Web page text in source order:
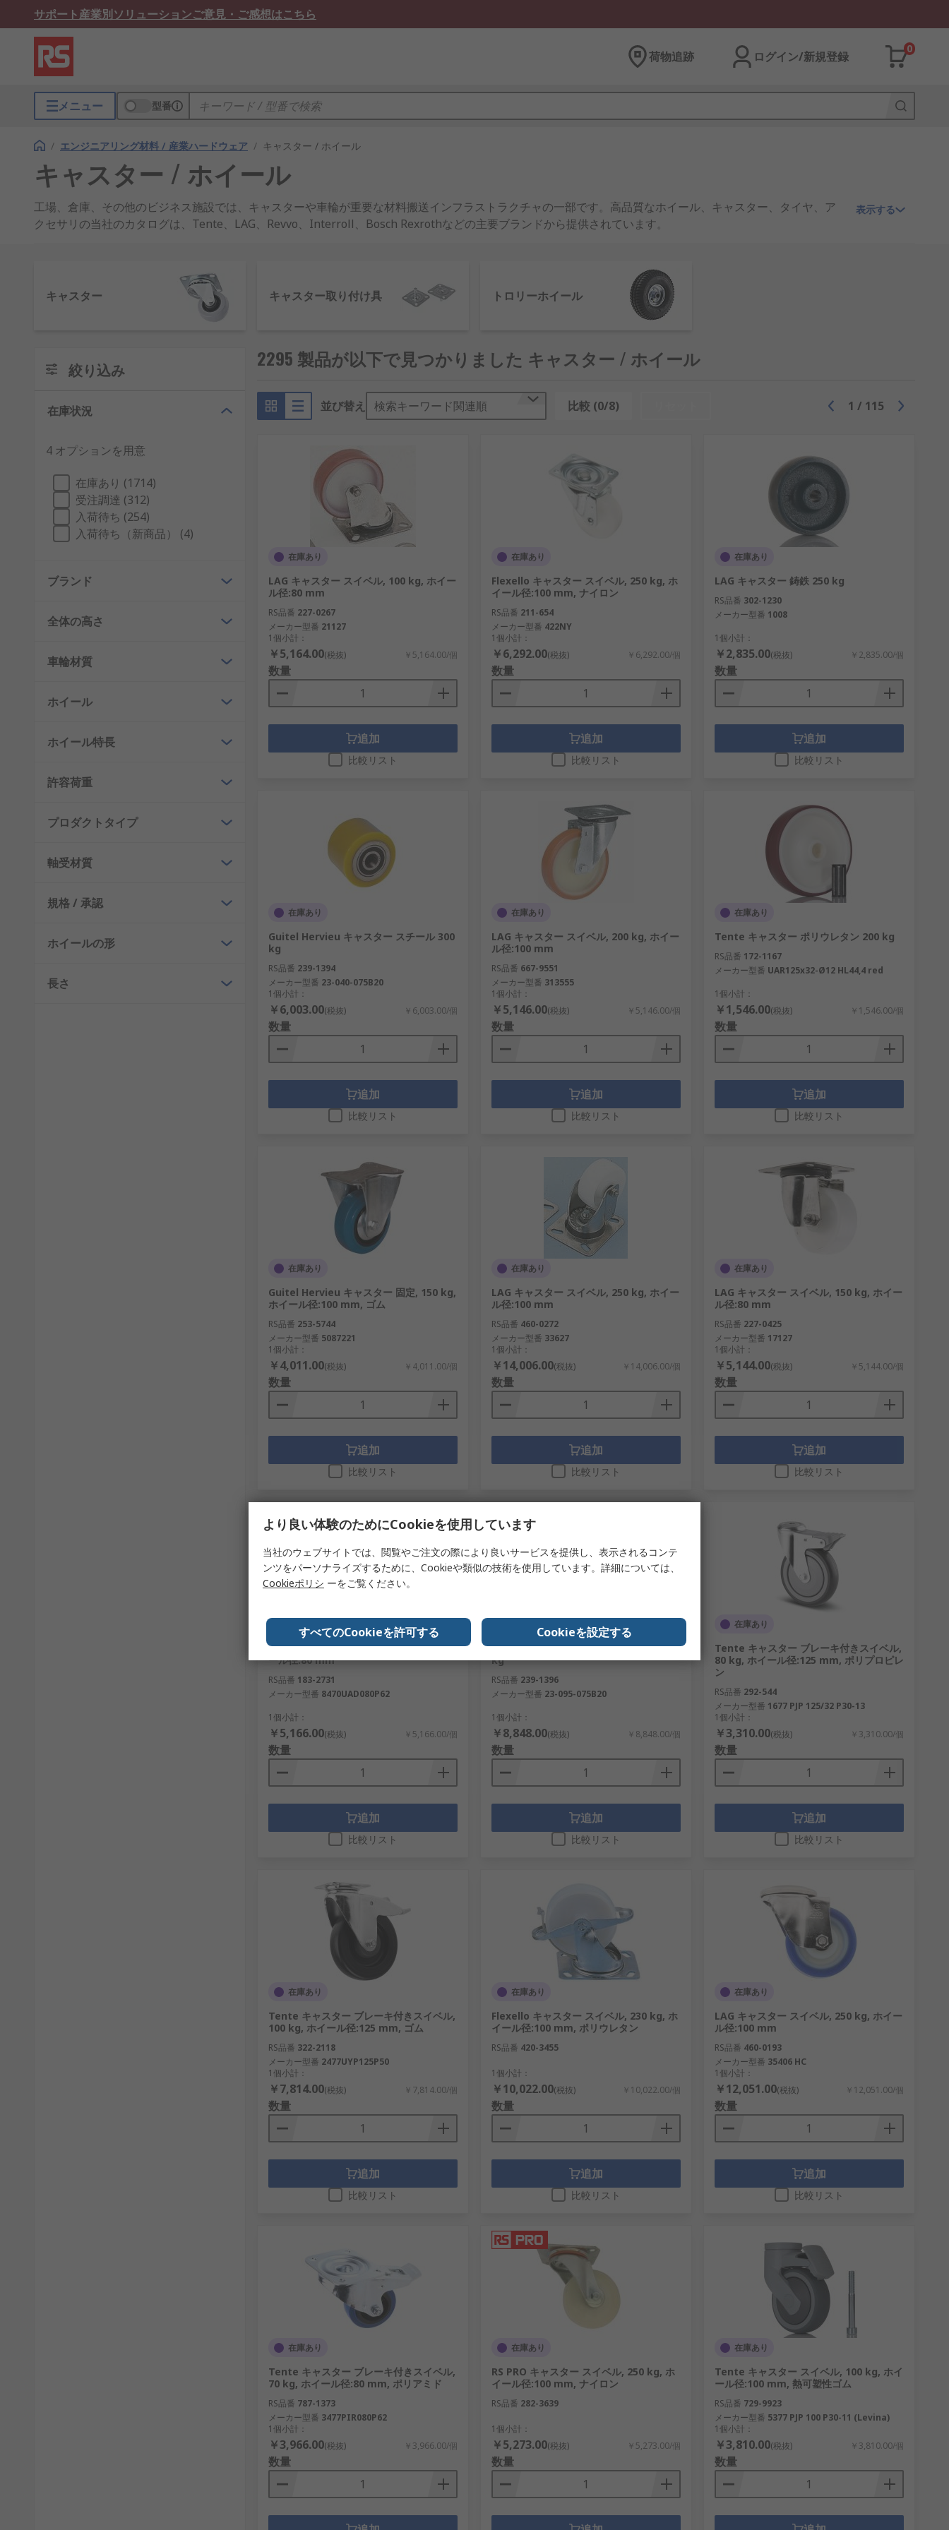
サポート産業別ソリューションご意見・ご感想はこちら
荷物追跡 ログイン/新規登録
0
メニュー 型番
/ エンジニアリング材料 / 産業ハードウェア / キャスター / ホイール
キャスター / ホイール
工場、倉庫、その他のビジネス施設では、キャスターや車輪が重要な材料搬送インフラストラクチャの一部です。高品質なホイール、キャスター、タイヤ、ア
クセサリの当社のカタログは、Tente、LAG、Revvo、Interroll、Bosch Rexrothなどの主要ブランドから提供されています。
キャスターホイール – ほとんどの種類の工業、製造、商業用材料搬送に対応する主要ソリューションであるキャスターは、幅広い
り商品や物品を簡単に移動できます。
固定キャスター、スイベルキャスター、ブレーキ付きキャスター:固定キャスターは、一度に1方向に移動でき、スイベルキャスターでは回転して複
数方向に移動できます。ブレーキ付きキャスターは、ペダルにより不要な動きを制限します。
トッププレート、ボルト穴、又はねじ込みステムから選択できます。
ライトデューティ(最大75 kg)、ミディアムデューティ(76-140 kg)、又はヘビーデューティ(141 kg以上)。
タイヤホイール- 衝撃の吸収や、小さい物体の上での移動、振動の最小化を目的として、キャスターに付けて使用します。サイズが豊富で、膨らませたり
空気を補充したりする必要はなく、耐久性に優れたさまざまな素材で作られています。
オプション:
タイヤホイール材質:
ゴム(静音、スムーズな運転、耐久性に優れている)、ポリウレタン / PUR (負荷容量が非常に高く、摩耗及び引裂に対する耐性を
備えている)、ポリアミド又はポリプロピレンから選択できます。
耐穿刺性のソリッドタイヤは、ヘビーデューティ用途に最適で、草 / 砂利などの荒れた路面や起伏の多い路面での作業に適しています。
クローズドセルタイヤ壁は水を吸収せず、極端な条件下でも凍結や亀裂が発生しません。
また、鋳鉄、ソリッドスチール、多数のプラスチック、ゴムなど、さまざまな素材を使用し、最大径280 mmの
も取り揃えています。お客様の
ニーズに応じて、2000 kgまでの荷重に対応できるように設計されており、極端な荷重下でも容易に移動できるように、さまざまなボール / ローラーベアリング
当社のホイール&キャスターアクセサリ
のシリーズには、さまざまなプレート及びステムの取り付けタイプがあり、数多くのサイズや位置のキャスター、タイヤ
表示する
キャスター キャスター取り付け具 トロリーホイール
絞り込み
在庫状況
4 オプションを用意
在庫あり (1714)
受注調達 (312)
入荷待ち (254)
入荷待ち（新商品） (4)
ブランド
全体の高さ
車輪材質
ホイール
ホイール特長
許容荷重
プロダクトタイプ
軸受材質
規格 / 承認
ホイールの形
長さ
2295 製品が以下で見つかりました キャスター / ホイール
並び替え 検索キーワード関連順 比較 (0/8) 1 / 115
在庫あり
LAG キャスター スイベル, 100 kg, ホイー
ル径:80 mm
RS品番 227-0267
メーカー型番 21127
1個小計：
￥5,164.00(税抜) ￥5,164.00/個
数量
追加
比較リスト
在庫あり
Flexello キャスター スイベル, 250 kg, ホ
イール径:100 mm, ナイロン
RS品番 211-654
メーカー型番 422NY
1個小計：
￥6,292.00(税抜) ￥6,292.00/個
数量
追加
比較リスト
在庫あり
LAG キャスター 鋳鉄 250 kg
RS品番 302-1230
メーカー型番 1008
1個小計：
￥2,835.00(税抜) ￥2,835.00/個
数量
追加
比較リスト
在庫あり
Guitel Hervieu キャスター スチール 300
kg
RS品番 239-1394
メーカー型番 23-040-075B20
1個小計：
￥6,003.00(税抜) ￥6,003.00/個
数量
追加
比較リスト
在庫あり
LAG キャスター スイベル, 200 kg, ホイー
ル径:100 mm
RS品番 667-9551
メーカー型番 313555
1個小計：
￥5,146.00(税抜) ￥5,146.00/個
数量
追加
比較リスト
在庫あり
Tente キャスター ポリウレタン 200 kg
RS品番 172-1167
メーカー型番 UAR125x32-Ø12 HL44,4 red
1個小計：
￥1,546.00(税抜) ￥1,546.00/個
数量
追加
比較リスト
在庫あり
Guitel Hervieu キャスター 固定, 150 kg,
ホイール径:100 mm, ゴム
RS品番 253-5744
メーカー型番 5087221
1個小計：
￥4,011.00(税抜) ￥4,011.00/個
数量
追加
比較リスト
在庫あり
LAG キャスター スイベル, 250 kg, ホイー
ル径:100 mm
RS品番 460-0272
メーカー型番 33627
1個小計：
￥14,006.00(税抜) ￥14,006.00/個
数量
追加
比較リスト
在庫あり
LAG キャスター スイベル, 150 kg, ホイー
ル径:80 mm
RS品番 227-0425
メーカー型番 17127
1個小計：
￥5,144.00(税抜) ￥5,144.00/個
数量
追加
比較リスト
Tente キャスター スイベル, 200 kg, ホイ
ール径:80 mm
RS品番 183-2731
メーカー型番 8470UAD080P62
1個小計：
￥5,166.00(税抜) ￥5,166.00/個
数量
追加
比較リスト
Guitel Hervieu キャスター スチール 700
kg
RS品番 239-1396
メーカー型番 23-095-075B20
1個小計：
￥8,848.00(税抜) ￥8,848.00/個
数量
追加
比較リスト
在庫あり
Tente キャスター ブレーキ付きスイベル,
80 kg, ホイール径:125 mm, ポリプロピレ
ン
RS品番 292-544
メーカー型番 1677 PJP 125/32 P30-13
1個小計：
￥3,310.00(税抜) ￥3,310.00/個
数量
追加
比較リスト
在庫あり
Tente キャスター ブレーキ付きスイベル,
100 kg, ホイール径:125 mm, ゴム
RS品番 322-2118
メーカー型番 2477UYP125P50
1個小計：
￥7,814.00(税抜) ￥7,814.00/個
数量
追加
比較リスト
在庫あり
Flexello キャスター スイベル, 230 kg, ホ
イール径:100 mm, ポリウレタン
RS品番 420-3455
1個小計：
￥10,022.00(税抜) ￥10,022.00/個
数量
追加
比較リスト
在庫あり
LAG キャスター スイベル, 250 kg, ホイー
ル径:100 mm
RS品番 460-0193
メーカー型番 35406 HC
1個小計：
￥12,051.00(税抜) ￥12,051.00/個
数量
追加
比較リスト
在庫あり
Tente キャスター ブレーキ付きスイベル,
70 kg, ホイール径:80 mm, ポリアミド
RS品番 787-1373
メーカー型番 3477PIR080P62
1個小計：
￥3,966.00(税抜) ￥3,966.00/個
数量
在庫あり
RS PRO キャスター スイベル, 250 kg, ホ
イール径:100 mm, ナイロン
RS品番 282-3639
1個小計：
￥5,273.00(税抜) ￥5,273.00/個
数量
在庫あり
Tente キャスター スイベル, 100 kg, ホイ
ール径:100 mm, 熱可塑性ゴム
RS品番 729-9923
メーカー型番 5377 PJP 100 P30-11 (Levina)
1個小計：
￥3,810.00(税抜) ￥3,810.00/個
数量
より良い体験のためにCookieを使用しています
当社のウェブサイトでは、閲覧やご注文の際により良いサービスを提供し、表示されるコンテ
ンツをパーソナライズするために、Cookieや類似の技術を使用しています。詳細については、
Cookieポリシ ーをご覧ください。
すべてのCookieを許可する Cookieを設定する